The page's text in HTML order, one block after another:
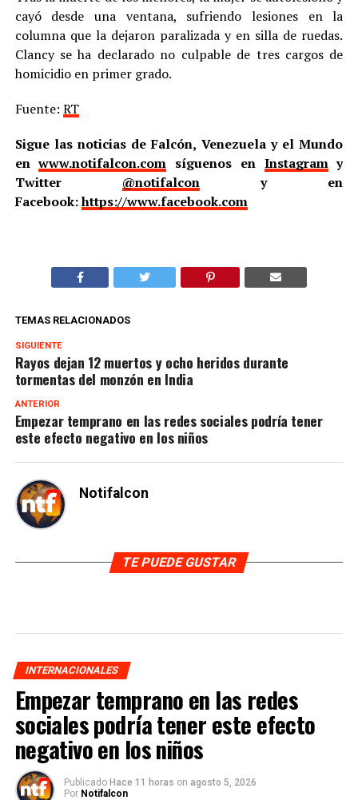
cayó desde una ventana, sufriendo lesiones en la
columna que la dejaron paralizada y en silla de ruedas.
Clancy se ha declarado no culpable de tres cargos de
homicidio en primer grado.
Fuente: RT
Sigue las noticias de Falcón, Venezuela y el Mundo
enwww.notifalcon.com síguenos en Instagramy
Twitter @notifalcony en
Facebook:https://www.facebook.com
TEMAS RELACIONADOS
SIGUIENTE
Rayos dejan 12 muertos y ocho heridos durante
tormentas del monzón en India
ANTERIOR
Empezar temprano en las redes sociales podría tener
este efecto negativo en los niños
Notifalcon
TE PUEDE GUSTAR
INTERNACIONALES
Empezar temprano en las redes
sociales podría tener este efecto
negativo en los niños
Publicado Hace 11 horas on agosto 5, 2026
Por Notifalcon